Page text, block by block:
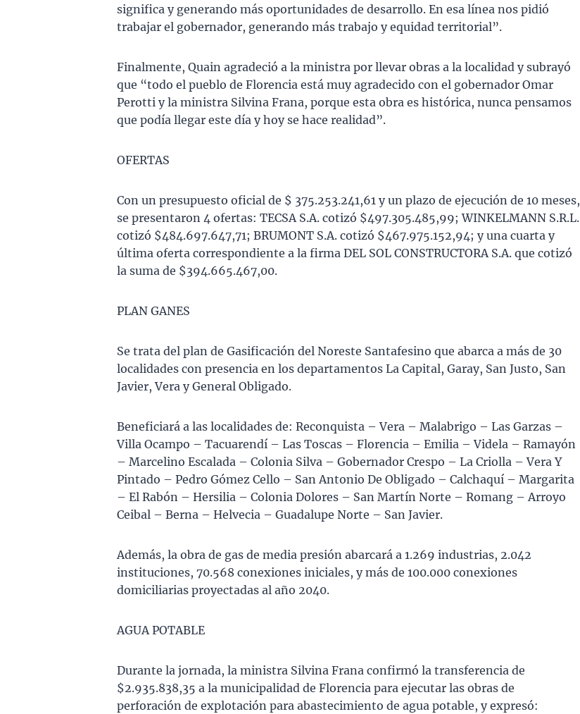
significa y generando más oportunidades de desarrollo. En esa línea nos pidió
trabajar el gobernador, generando más trabajo y equidad territorial”.
Finalmente, Quain agradeció a la ministra por llevar obras a la localidad y subrayó
que “todo el pueblo de Florencia está muy agradecido con el gobernador Omar
Perotti y la ministra Silvina Frana, porque esta obra es histórica, nunca pensamos
que podía llegar este día y hoy se hace realidad”.
OFERTAS
Con un presupuesto oficial de $ 375.253.241,61 y un plazo de ejecución de 10 meses,
se presentaron 4 ofertas: TECSA S.A. cotizó $497.305.485,99; WINKELMANN S.R.L.
cotizó $484.697.647,71; BRUMONT S.A. cotizó $467.975.152,94; y una cuarta y
última oferta correspondiente a la firma DEL SOL CONSTRUCTORA S.A. que cotizó
la suma de $394.665.467,00.
PLAN GANES
Se trata del plan de Gasificación del Noreste Santafesino que abarca a más de 30
localidades con presencia en los departamentos La Capital, Garay, San Justo, San
Javier, Vera y General Obligado.
Beneficiará a las localidades de: Reconquista – Vera – Malabrigo – Las Garzas –
Villa Ocampo – Tacuarendí – Las Toscas – Florencia – Emilia – Videla – Ramayón
– Marcelino Escalada – Colonia Silva – Gobernador Crespo – La Criolla – Vera Y
Pintado – Pedro Gómez Cello – San Antonio De Obligado – Calchaquí – Margarita
– El Rabón – Hersilia – Colonia Dolores – San Martín Norte – Romang – Arroyo
Ceibal – Berna – Helvecia – Guadalupe Norte – San Javier.
Además, la obra de gas de media presión abarcará a 1.269 industrias, 2.042
instituciones, 70.568 conexiones iniciales, y más de 100.000 conexiones
domiciliarias proyectadas al año 2040.
AGUA POTABLE
Durante la jornada, la ministra Silvina Frana confirmó la transferencia de
$2.935.838,35 a la municipalidad de Florencia para ejecutar las obras de
perforación de explotación para abastecimiento de agua potable, y expresó: